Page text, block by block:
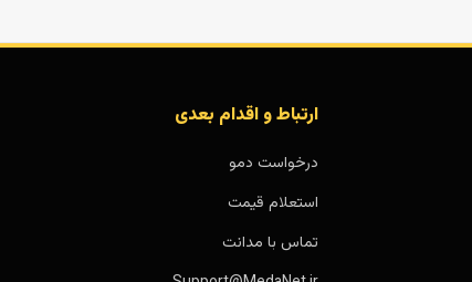
ارتباط و اقدام بعدی
درخواست دمو
استعلام قیمت
تماس با مدانت